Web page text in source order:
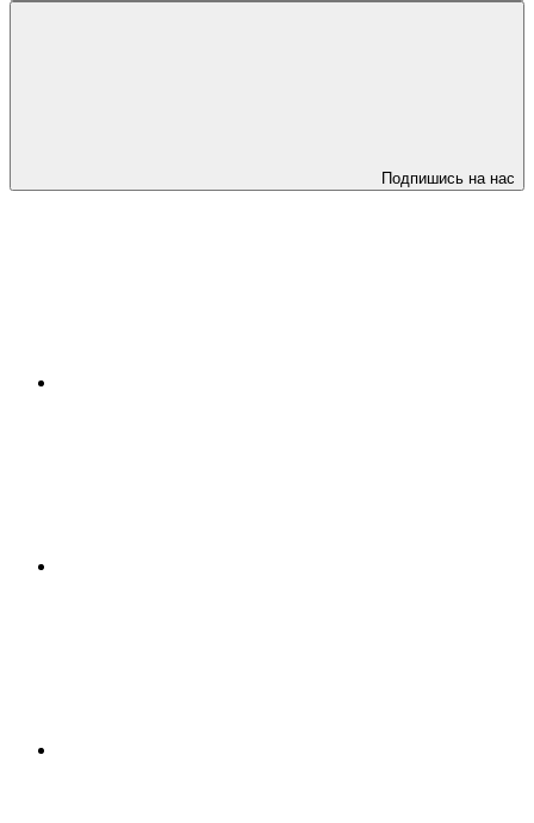
Подпишись на нас